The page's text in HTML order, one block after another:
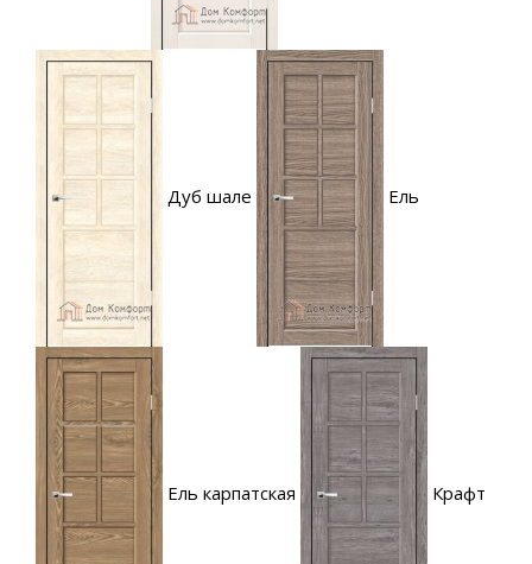
Дуб шале Ель
Ель карпатская Крафт